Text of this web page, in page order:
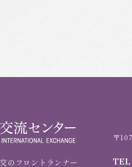
のフロントランナー
〒
TEL